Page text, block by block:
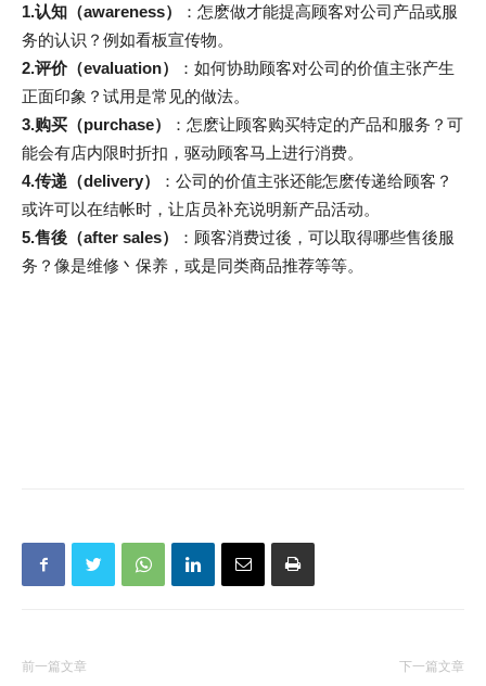
1.认知（awareness）
：怎麽做才能提高顾客对公司产品或服
务的认识？例如看板宣传物。
2.评价（evaluation）
：如何协助顾客对公司的价值主张产生
正面印象？试用是常见的做法。
3.购买（purchase）
：怎麽让顾客购买特定的产品和服务？可
能会有店内限时折扣，驱动顾客马上进行消费。
4.传递（delivery）
：公司的价值主张还能怎麽传递给顾客？
或许可以在结帐时，让店员补充说明新产品活动。
5.售後（after sales）
：顾客消费过後，可以取得哪些售後服
务？像是维修丶保养，或是同类商品推荐等等。
前一篇文章 下一篇文章